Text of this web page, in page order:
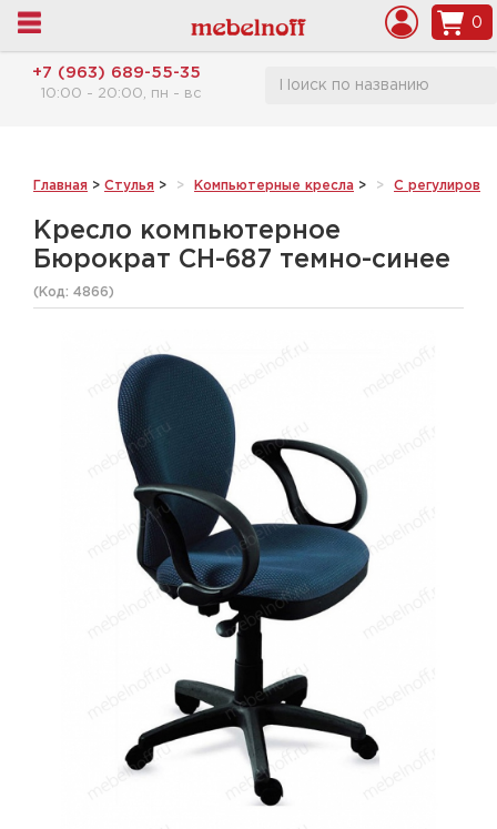
0
+7 (963) 689-55-35
10:00 - 20:00, пн - вс
Главная > Стулья > Компьютерные кресла > С
Кресло компьютерное
Бюрократ CH-687 темно-синее
(Код: 4866)